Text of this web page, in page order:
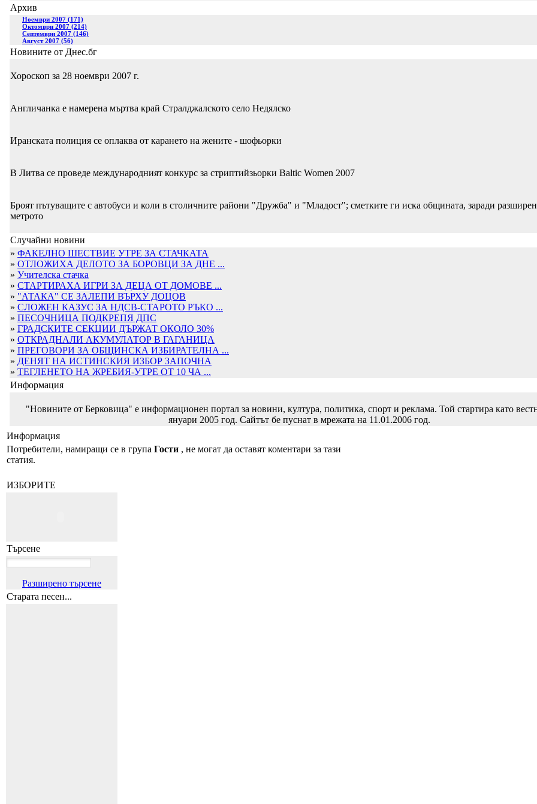
Архив
Ноември 2007 (171)
Октомври 2007 (214)
Септември 2007 (146)
Август 2007 (56)
Новините от Днес.бг
Хороскоп за 28 ноември 2007 г.
Англичанка е намерена мъртва край Стралджалското село Недялско
Иранската полиция се оплаква от карането на жените - шофьорки
В Литва се проведе международният конкурс за стриптийзьорки Baltic Women 2007
Броят пътуващите с автобуси и коли в столичните райони "Дружба" и "Младост"; сметките ги иска общината, заради
метрото
Случайни новини
» ФАКЕЛНО ШЕСТВИЕ УТРЕ ЗА СТАЧКАТА
» ОТЛОЖИХА ДЕЛОТО ЗА БОРОВЦИ ЗА ДНЕ ...
» Учителска стачка
» СТАРТИРАХА ИГРИ ЗА ДЕЦА ОТ ДОМОВЕ ...
» "АТАКА" СЕ ЗАЛЕПИ ВЪРХУ ДОЦОВ
» СЛОЖЕН КАЗУС ЗА НДСВ-СТАРОТО РЪКО ...
» ПЕСОЧНИЦА ПОДКРЕПЯ ДПС
» ГРАДСКИТЕ СЕКЦИИ ДЪРЖАТ ОКОЛО 30%
» ОТКРАДНАЛИ АКУМУЛАТОР В ГАГАНИЦА
» ПРЕГОВОРИ ЗА ОБЩИНСКА ИЗБИРАТЕЛНА ...
» ДЕНЯТ НА ИСТИНСКИЯ ИЗБОР ЗАПОЧНА
» ТЕГЛЕНЕТО НА ЖРЕБИЯ-УТРЕ ОТ 10 ЧА ...
Информация
"Новините от Берковица" е информационен портал за новини, култура, политика, спорт и реклама. Той стартира като
януари 2005 год. Сайтът бе пуснат в мрежата на 11.01.2006 год.
Информация
Потребители, намиращи се в група Гости , не могат да оставят коментари за тази
статия.
ИЗБОРИТЕ
Търсене
Разширено търсене
Старата песен...